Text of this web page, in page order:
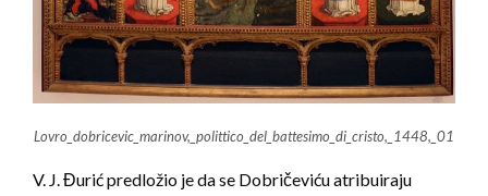
Lovro_dobricevic_marinov,_polittico_del_battesimo_di_cristo,_1448,_01
V. J. Đurić predložio je da se Dobričeviću atribuiraju